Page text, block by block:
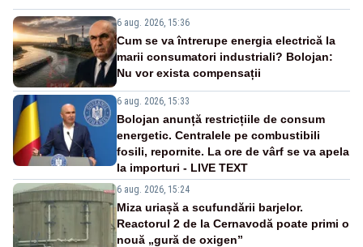
6 aug. 2026, 15:36
Cum se va întrerupe energia electrică la
marii consumatori industriali? Bolojan:
Nu vor exista compensații
6 aug. 2026, 15:33
Bolojan anunță restricțiile de consum
energetic. Centralele pe combustibili
fosili, repornite. La ore de vârf se va apela
la importuri - LIVE TEXT
6 aug. 2026, 15:24
Miza uriașă a scufundării barjelor.
Reactorul 2 de la Cernavodă poate primi o
nouă „gură de oxigen”